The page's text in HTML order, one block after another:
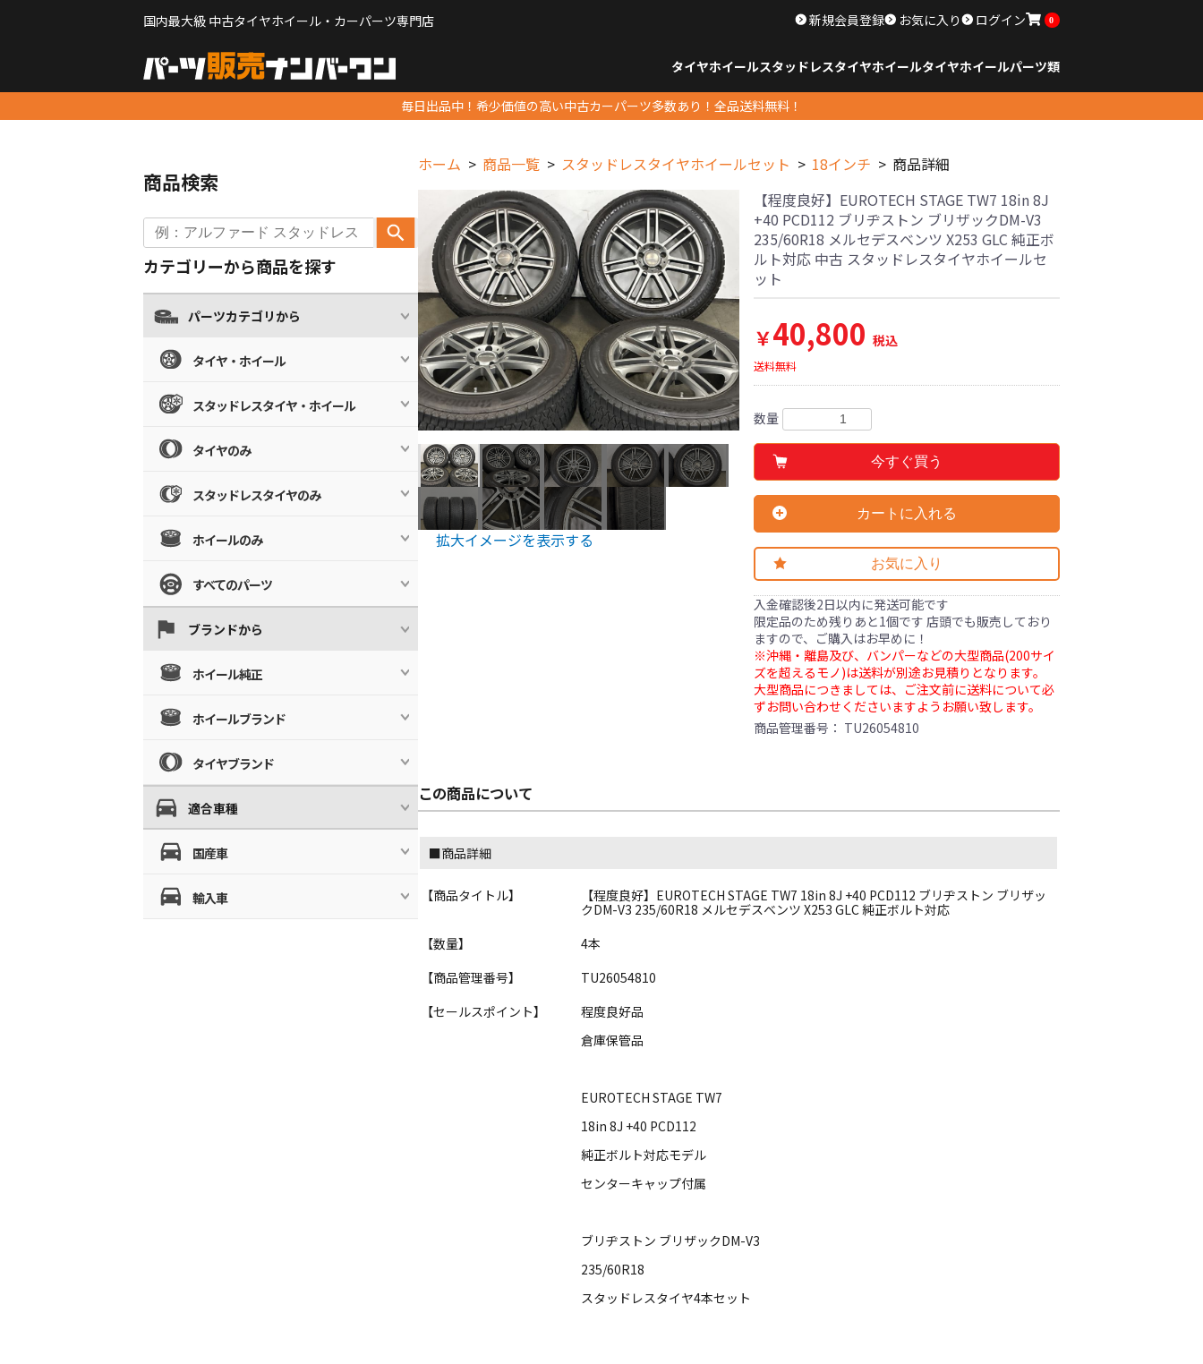
国内最大級 中古タイヤホイール・カーパーツ専門店 新規会員登録 お気に入り ログイン 0
タイヤホイールスタッドレスタイヤホイールタイヤホイールパーツ類
毎日出品中！希少価値の高い中古カーパーツ多数あり！全品送料無料！
ホーム 商品一覧 スタッドレスタイヤホイールセット 18インチ 商品詳細
拡大イメージを表示する
【程度良好】EUROTECH STAGE TW7 18in 8J
+40 PCD112 ブリヂストン ブリザックDM-V3
235/60R18 メルセデスベンツ X253 GLC 純正ボ
ルト対応 中古 スタッドレスタイヤホイールセ
ット
￥40,800 税込
送料無料
数量
今すぐ買う
カートに入れる
お気に入り
入金確認後2日以内に発送可能です
限定品のため残りあと1個です 店頭でも販売しており
ますので、ご購入はお早めに！
※沖縄・離島及び、バンパーなどの大型商品(200サイ
ズを超えるモノ)は送料が別途お見積りとなります。
大型商品につきましては、ご注文前に送料について必
ずお問い合わせくださいますようお願い致します。
商品管理番号： TU26054810
この商品について
■商品詳細
【商品タイトル】
【程度良好】EUROTECH STAGE TW7 18in 8J +40 PCD112 ブリヂストン ブリザッ
クDM-V3 235/60R18 メルセデスベンツ X253 GLC 純正ボルト対応
【数量】
4本
【商品管理番号】
TU26054810
【セールスポイント】
程度良好品
倉庫保管品
EUROTECH STAGE TW7
18in 8J +40 PCD112
純正ボルト対応モデル
センターキャップ付属
ブリヂストン ブリザックDM-V3
235/60R18
スタッドレスタイヤ4本セット
商品検索
カテゴリーから商品を探す
パーツカテゴリから
タイヤ・ホイール
スタッドレスタイヤ・ホイール
タイヤのみ
スタッドレスタイヤのみ
ホイールのみ
すべてのパーツ
ブランドから
ホイール純正
ホイールブランド
タイヤブランド
適合車種
国産車
輸入車